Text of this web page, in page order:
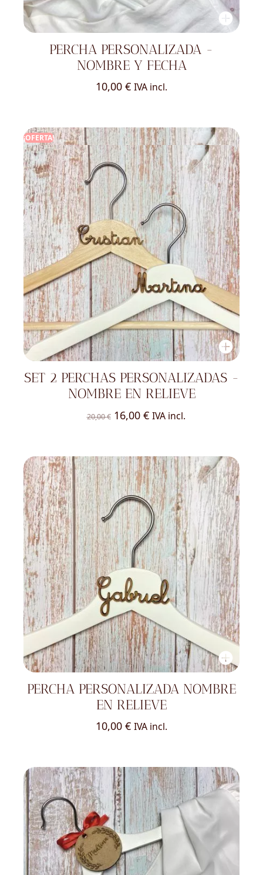
PERCHA PERSONALIZADA -
NOMBRE Y FECHA
10,00 € IVA incl.
¡OFERTA!
SET 2 PERCHAS PERSONALIZADAS -
NOMBRE EN RELIEVE
20,00€ El
era:
20,00 €.
16,00 €El
es:
16,00 €.
IVA incl.
PERCHA PERSONALIZADA NOMBRE
EN RELIEVE
10,00 € IVA incl.